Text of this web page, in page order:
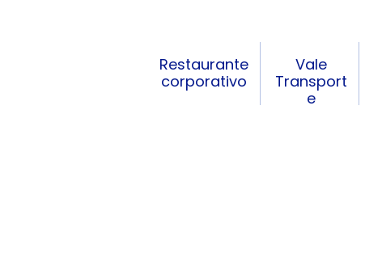
Restaurante
corporativo
Vale
Transport
e